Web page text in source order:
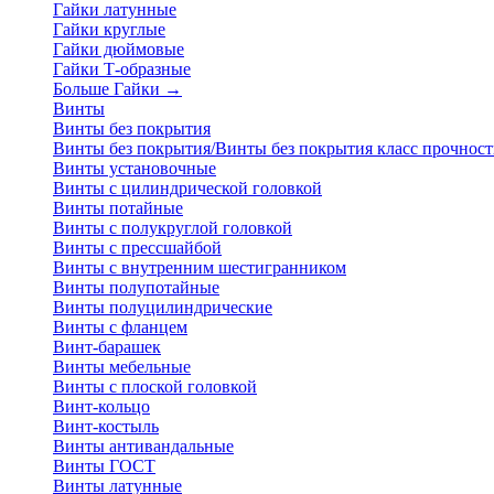
Гайки латунные
Гайки круглые
Гайки дюймовые
Гайки Т-образные
Больше Гайки →
Винты
Винты без покрытия
Винты без покрытия/Винты без покрытия класс
Винты установочные
Винты с цилиндрической головкой
Винты потайные
Винты с полукруглой головкой
Винты с прессшайбой
Винты с внутренним шестигранником
Винты полупотайные
Винты полуцилиндрические
Винты с фланцем
Винт-барашек
Винты мебельные
Винты с плоской головкой
Винт-кольцо
Винт-костыль
Винты антивандальные
Винты ГОСТ
Винты латунные